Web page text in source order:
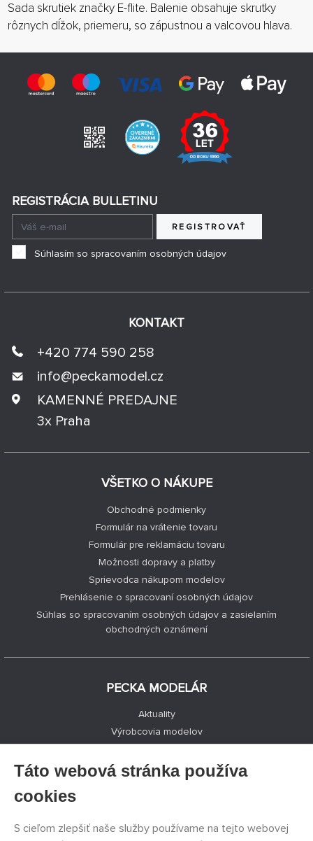
Sada skrutiek značky E-flite. Balenie obsahuje skrutky
rôznych dĺžok, priemeru, so zápustnou a valcovou hlava.
VŠETKO O NÁKUPE
Obchodné podmienky
Formulár na vrátenie tovaru
Formulár pre reklamáciu tovaru
Možnosti dopravy a platby
Sprievodca nákupom modelov
Prehlásenie o spracovaní osobných údajov
Súhlas so spracovaním osobných údajov a zasielaním
obchodných oznámení
PECKA MODELÁR
Aktuality
Výrobcovia modelov
Kontakty
Facebook
KONTAKT
+420 774 590 258
info@peckamodel.cz
KAMENNÉ PREDAJNE
3x Praha
REGISTRÁCIA BULLETINU
REGISTROVAŤ
Súhlasím so spracovaním osobných údajov
Táto webová stránka používa
cookies
S cieľom zlepšiť naše služby používame na tejto webovej